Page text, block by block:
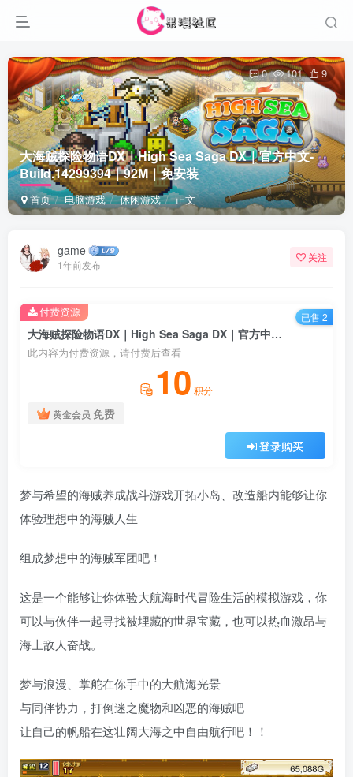
大海贼探险物语DX｜High Sea Saga DX｜官方中文-
Build.14299394｜92M｜免安装
首页 电脑游戏 休闲游戏 正文
0 101 9
game
1年前发布
关注
大海贼探险物语DX｜High Sea Saga DX｜官方中文-Build.14299394｜92M｜免安装
此内容为付费资源，请付费后查看
10 积分
黄金会员 免费
登录购买
付费资源 已售 2
梦与希望的海贼养成战斗游戏开拓小岛、改造船内能够让你
体验理想中的海贼人生
组成梦想中的海贼军团吧！
这是一个能够让你体验大航海时代冒险生活的模拟游戏，你
可以与伙伴一起寻找被埋藏的世界宝藏，也可以热血激昂与
海上敌人奋战。
梦与浪漫、掌舵在你手中的大航海光景
与同伴协力，打倒迷之魔物和凶恶的海贼吧
让自己的帆船在这壮阔大海之中自由航行吧！！